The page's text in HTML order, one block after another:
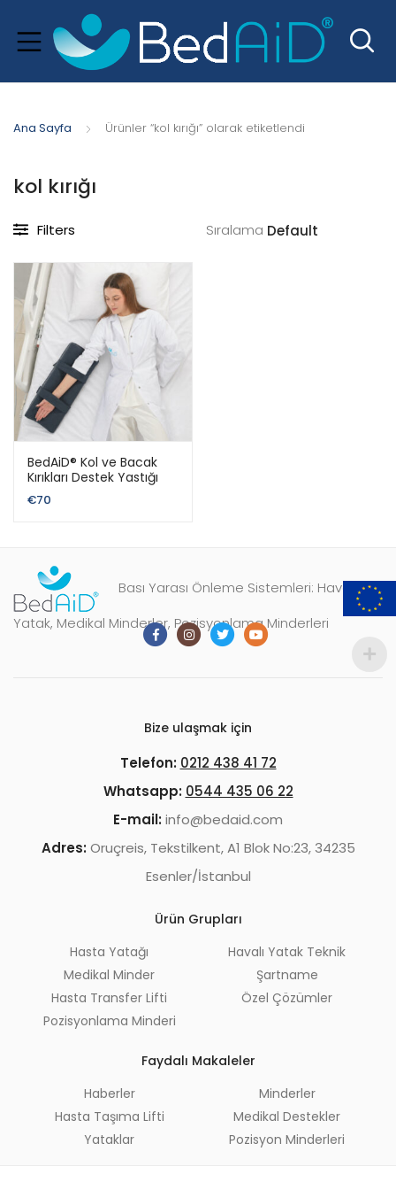
Ana Sayfa Ürünler “kol kırığı” olarak etiketlendi
kol kırığı
Filters Sıralama
BedAiD® Kol ve Bacak
Kırıkları Destek Yastığı
€70
Bası Yarası Önleme Sistemleri: Havalı
Yatak, Medikal Minderler, Pozisyonlama Minderleri
Bize ulaşmak için
Telefon: 0212 438 41 72
Whatsapp: 0544 435 06 22
E-mail: info@bedaid.com
Adres: Oruçreis, Tekstilkent, A1 Blok No:23, 34235
Esenler/İstanbul
Ürün Grupları
Hasta Yatağı
Medikal Minder
Hasta Transfer Lifti
Pozisyonlama Minderi
Havalı Yatak Teknik
Şartname
Özel Çözümler
Faydalı Makaleler
Haberler
Hasta Taşıma Lifti
Yataklar
Minderler
Medikal Destekler
Pozisyon Minderleri